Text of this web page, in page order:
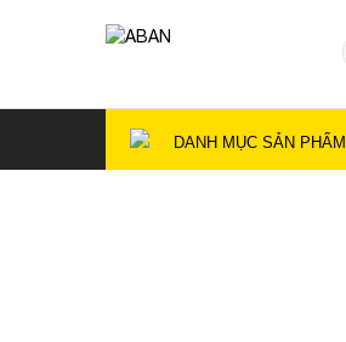
DANH MỤC SẢN PHẨM